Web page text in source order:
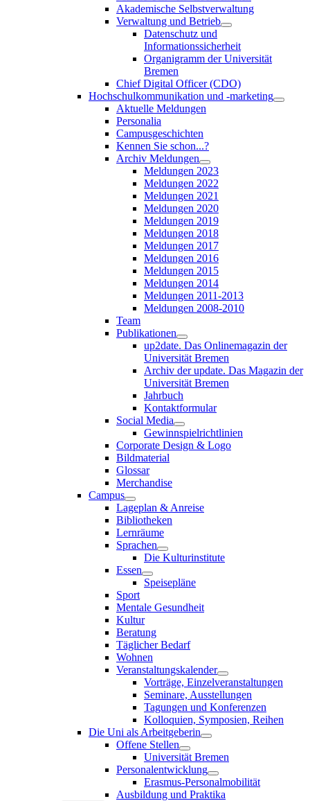
Akademische Selbstverwaltung
Verwaltung und Betrieb
Datenschutz und
Informationssicherheit
Organigramm der Universität
Bremen
Chief Digital Officer (CDO)
Hochschulkommunikation und -marketing
Aktuelle Meldungen
Personalia
Campusgeschichten
Kennen Sie schon...?
Archiv Meldungen
Meldungen 2023
Meldungen 2022
Meldungen 2021
Meldungen 2020
Meldungen 2019
Meldungen 2018
Meldungen 2017
Meldungen 2016
Meldungen 2015
Meldungen 2014
Meldungen 2011-2013
Meldungen 2008-2010
Team
Publikationen
up2date. Das Onlinemagazin der
Universität Bremen
Archiv der update. Das Magazin der
Universität Bremen
Jahrbuch
Kontaktformular
Social Media
Gewinnspielrichtlinien
Corporate Design & Logo
Bildmaterial
Glossar
Merchandise
Campus
Lageplan & Anreise
Bibliotheken
Lernräume
Sprachen
Die Kulturinstitute
Essen
Speisepläne
Sport
Mentale Gesundheit
Kultur
Beratung
Täglicher Bedarf
Wohnen
Veranstaltungskalender
Vorträge, Einzelveranstaltungen
Seminare, Ausstellungen
Tagungen und Konferenzen
Kolloquien, Symposien, Reihen
Die Uni als Arbeitgeberin
Offene Stellen
Universität Bremen
Personalentwicklung
Erasmus-Personalmobilität
Ausbildung und Praktika